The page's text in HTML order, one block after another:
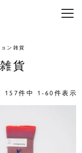
メニ
ン雑貨
貨
157件中 1 -60 件表示